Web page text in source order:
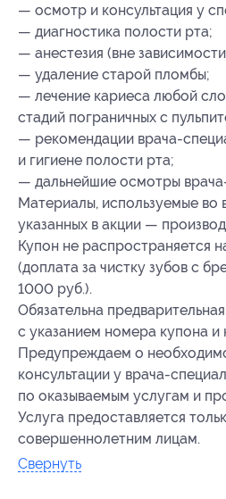
— осмотр и консультация у
— диагностика полости рта;
— анестезия (вне
— удаление старой пломбы;
— лечение кариеса любой
стадий пограничных с
— рекомендации врача-
и гигиене полости рта;
— дальнейшие осмотры
Материалы, используемые во
указанных в акции —
Купон не распространяется
(доплата за чистку зубов с
1000 руб.).
Обязательна
с указанием номера купона и
Предупреждаем о
консультации у врача-
по оказываемым услугам и
Услуга предоставляется
совершеннолетним лицам.
Свернуть